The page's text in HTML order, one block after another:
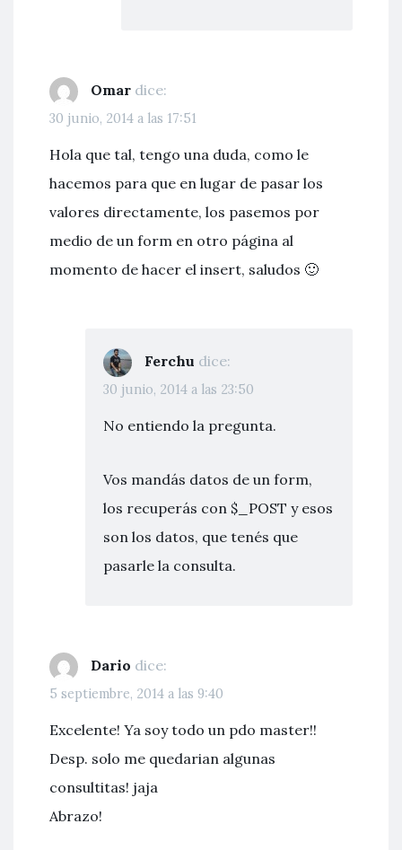
Omar dice:
30 junio, 2014 a las 17:51
Hola que tal, tengo una duda, como le
hacemos para que en lugar de pasar los
valores directamente, los pasemos por
medio de un form en otro página al
momento de hacer el insert, saludos 🙂
Ferchu dice:
30 junio, 2014 a las 23:50
No entiendo la pregunta.
Vos mandás datos de un form,
los recuperás con $_POST y esos
son los datos, que tenés que
pasarle la consulta.
Dario dice:
5 septiembre, 2014 a las 9:40
Excelente! Ya soy todo un pdo master!!
Desp. solo me quedarian algunas
consultitas! jaja
Abrazo!